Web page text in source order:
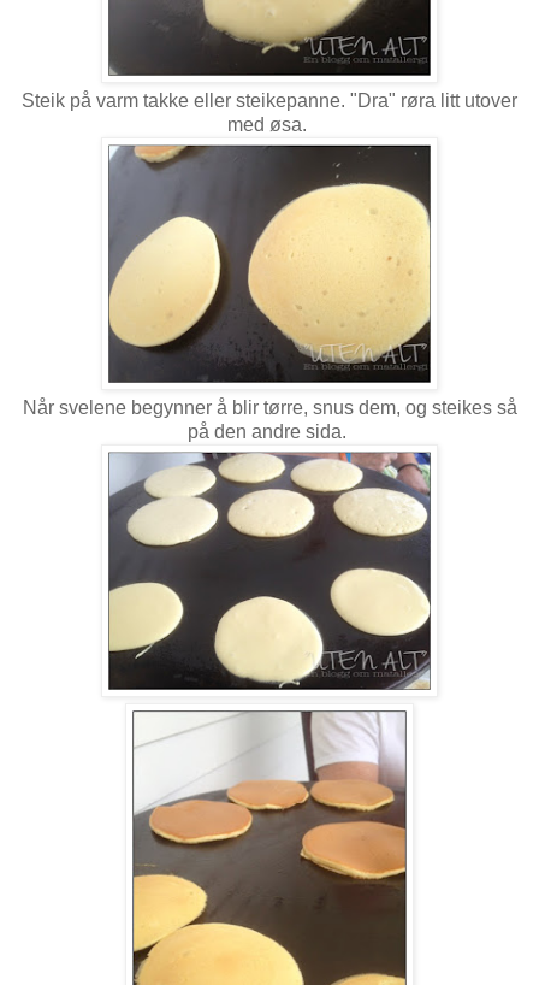
Steik på varm takke eller steikepanne. "Dra" røra litt utover
med øsa.
Når svelene begynner å blir tørre, snus dem, og steikes så
på den andre sida.